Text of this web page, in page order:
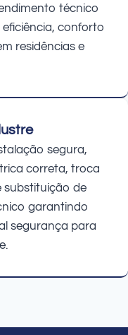
técnico
conforto
residências e
segura,
correta, troca
substituição de
garantindo
segurança para